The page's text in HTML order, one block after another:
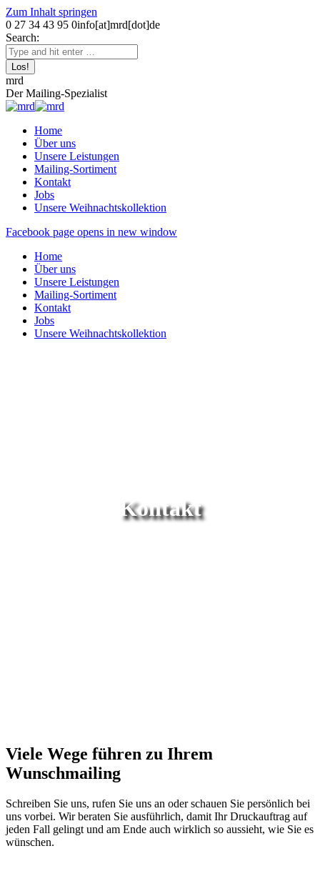
Zum Inhalt springen
0 27 34 43 95 0info[at]mrd[dot]de
Search:
mrd
Der Mailing-Spezialist
Home
Über uns
Unsere Leistungen
Mailing-Sortiment
Kontakt
Jobs
Unsere Weihnachtskollektion
Facebook page opens in new window
Home
Über uns
Unsere Leistungen
Mailing-Sortiment
Kontakt
Jobs
Unsere Weihnachtskollektion
Kontakt
Viele Wege führen zu Ihrem
Wunschmailing
Schreiben Sie uns, rufen Sie uns an oder schauen Sie persönlich bei
uns vorbei. Wir beraten Sie ausführlich, damit Ihr Druckauftrag auf
jeden Fall gelingt und am Ende auch wirklich so aussieht, wie Sie es
wünschen.